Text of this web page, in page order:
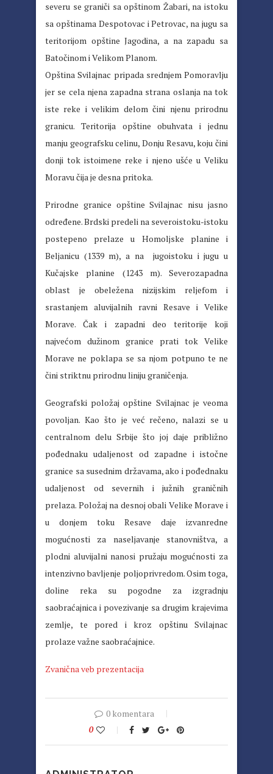
severu se graniči sa opštinom Žabari, na istoku
sa opštinama Despotovac i Petrovac, na jugu sa
teritorijom opštine Jagodina, a na zapadu sa
Batočinom i Velikom Planom.
Opština Svilajnac pripada srednjem Pomoravlju
jer se cela njena zapadna strana oslanja na tok
iste reke i velikim delom čini njenu prirodnu
granicu. Teritorija opštine obuhvata i jednu
manju geografsku celinu, Donju Resavu, koju čini
donji tok istoimene reke i njeno ušće u Veliku
Moravu čija je desna pritoka.
Prirodne granice opštine Svilajnac nisu jasno
određene. Brdski predeli na severoistoku-istoku
postepeno prelaze u Homoljske planine i
Beljanicu (1339 m), a na jugoistoku i jugu u
Kučajske planine (1243 m). Severozapadna
oblast je obeležena nizijskim reljefom i
srastanjem aluvijalnih ravni Resave i Velike
Morave. Čak i zapadni deo teritorije koji
najvećom dužinom granice prati tok Velike
Morave ne poklapa se sa njom potpuno te ne
čini striktnu prirodnu liniju graničenja.
Geografski položaj opštine Svilajnac je veoma
povoljan. Kao što je već rečeno, nalazi se u
centralnom delu Srbije što joj daje približno
pođednaku udaljenost od zapadne i istočne
granice sa susednim državama, ako i pođednaku
udaljenost od severnih i južnih graničnih
prelaza. Položaj na desnoj obali Velike Morave i
u donjem toku Resave daje izvanredne
mogućnosti za naseljavanje stanovništva, a
plodni aluvijalni nanosi pružaju mogućnosti za
intenzivno bavljenje poljoprivredom. Osim toga,
doline reka su pogodne za izgradnju
saobraćajnica i povezivanje sa drugim krajevima
zemlje, te pored i kroz opštinu Svilajnac
prolaze važne saobraćajnice.
Zvanična veb prezentacija
0 komentara
0